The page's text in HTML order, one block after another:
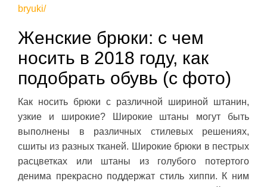
bryuki/
Женские брюки: с чем
носить в 2018 году, как
подобрать обувь (с фото)
Как носить брюки с различной шириной штанин,
узкие и широкие? Широкие штаны могут быть
выполнены в различных стилевых решениях,
сшиты из разных тканей. Широкие брюки в пестрых
расцветках или штаны из голубого потертого
денима прекрасно поддержат стиль хиппи. К ним